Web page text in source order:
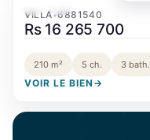
VILLA•6881540
Rs 16 265 700
210 m² 5 ch. 3 bath.
VOIR LE BIEN →